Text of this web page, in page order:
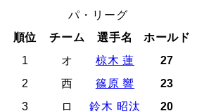
パ・リーグ
順位
チーム 選手名
ホールド
1
オ 椋木 蓮
27
2
西 篠原 響
23
3
ロ 鈴木 昭汰
20